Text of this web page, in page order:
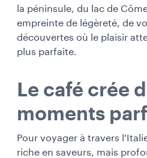
la péninsule, du lac de
empreinte de légèreté, de
découvertes où le plaisir
plus parfaite.
Le café crée
moments
Pour voyager à travers
riche en saveurs, mais